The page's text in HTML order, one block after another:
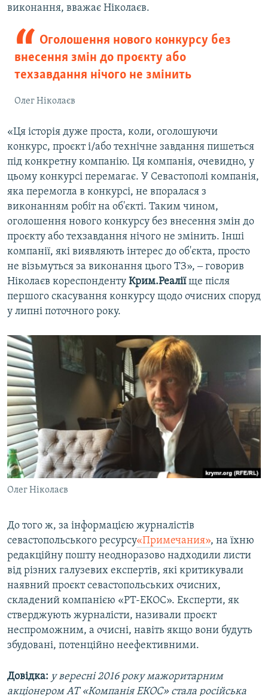
виконання, вважає Ніколаєв.
Оголошення нового конкурсу без
внесення змін до проєкту або
техзавдання нічого не змінить
Олег Ніколаєв
«Ця історія дуже проста, коли, оголошуючи
конкурс, проєкт і/або технічне завдання пишеться
під конкретну компанію. Ця компанія, очевидно, у
цьому конкурсі перемагає. У Севастополі компанія,
яка перемогла в конкурсі, не впоралася з
виконанням робіт на об'єкті. Таким чином,
оголошення нового конкурсу без внесення змін до
проєкту або техзавдання нічого не змінить. Інші
компанії, які виявляють інтерес до об'єкта, просто
не візьмуться за виконання цього ТЗ», ‒ говорив
Ніколаєв кореспонденту Крим.Реаліїще після
першого скасування конкурсу щодо очисних споруд
у липні поточного року.
Олег Ніколаєв
До того ж, за інформацією журналістів
севастопольського ресурсу​«Примечания», на їхню
редакційну пошту неодноразово надходили листи
від різних галузевих експертів, які критикували
наявний проєкт севастопольських очисних,
складений компанією «РТ-ЕКОС». Експерти, як
стверджують журналісти, називали проєкт
неспроможним, а очисні, навіть якщо вони будуть
збудовані, потенційно неефективними.
Довідка: у вересні 2016 року мажоритарним
акціонером АТ «Компанія ЕКОС» стала російська